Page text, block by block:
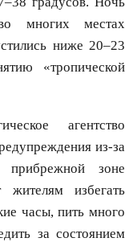
многих местах
ниже 20–23
«тропической
агентство
из-за
зоне
жителям избегать
часы, пить много
за состоянием